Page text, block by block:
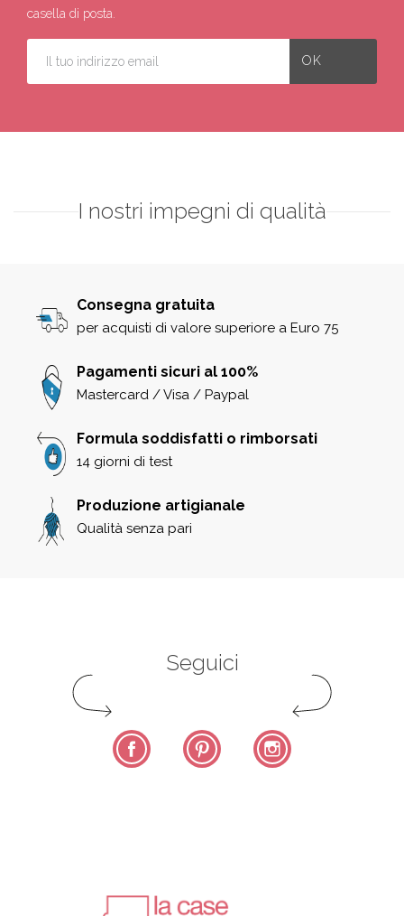
casella di posta.
I nostri impegni di qualità
Consegna gratuita
per acquisti di valore superiore a Euro 75
Pagamenti sicuri al 100%
Mastercard / Visa / Paypal
Formula soddisfatti o rimborsati
14 giorni di test
Produzione artigianale
Qualità senza pari
Seguici
Facebook Pinterest